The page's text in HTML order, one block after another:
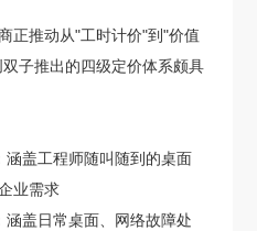
正推动从"工时计价"到"价值
子推出的四级定价体系颇具
盖工程师随叫随到的桌面
业需求
盖日常桌面、网络故障处